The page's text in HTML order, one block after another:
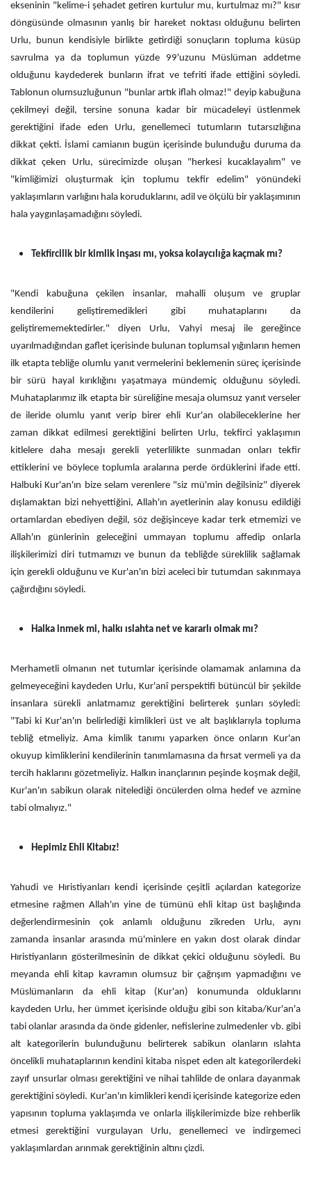
ekseninin "kelime-i şehadet getiren kurtulur mu, kurtulmaz mı?" kısır
döngüsünde olmasının yanlış bir hareket noktası olduğunu belirten
Urlu, bunun kendisiyle birlikte getirdiği sonuçların topluma küsüp
savrulma ya da toplumun yüzde 99'uzunu Müslüman addetme
olduğunu kaydederek bunların ifrat ve tefriti ifade ettiğini söyledi.
Tablonun olumsuzluğunun "bunlar artık iflah olmaz!" deyip kabuğuna
çekilmeyi değil, tersine sonuna kadar bir mücadeleyi üstlenmek
gerektiğini ifade eden Urlu, genellemeci tutumların tutarsızlığına
dikkat çekti. İslami camianın bugün içerisinde bulunduğu duruma da
dikkat çeken Urlu, sürecimizde oluşan "herkesi kucaklayalım" ve
"kimliğimizi oluşturmak için toplumu tekfir edelim" yönündeki
yaklaşımların varlığını hala koruduklarını, adil ve ölçülü bir yaklaşımının
hala yaygınlaşamadığını söyledi.
Tekfircilik bir kimlik inşası mı, yoksa kolaycılığa kaçmak mı?
"Kendi kabuğuna çekilen insanlar, mahalli oluşum ve gruplar
kendilerini geliştiremedikleri gibi muhataplarını da
geliştirememektedirler." diyen Urlu, Vahyi mesaj ile gereğince
uyarılmadığından gaflet içerisinde bulunan toplumsal yığınların hemen
ilk etapta tebliğe olumlu yanıt vermelerini beklemenin süreç içerisinde
bir sürü hayal kırıklığını yaşatmaya mündemiç olduğunu söyledi.
Muhataplarımız ilk etapta bir süreliğine mesaja olumsuz yanıt verseler
de ileride olumlu yanıt verip birer ehli Kur'an olabileceklerine her
zaman dikkat edilmesi gerektiğini belirten Urlu, tekfirci yaklaşımın
kitlelere daha mesajı gerekli yeterlilikte sunmadan onları tekfir
ettiklerini ve böylece toplumla aralarına perde ördüklerini ifade etti.
Halbuki Kur'an'ın bize selam verenlere "siz mü'min değilsiniz" diyerek
dışlamaktan bizi nehyettiğini, Allah'ın ayetlerinin alay konusu edildiği
ortamlardan ebediyen değil, söz değişinceye kadar terk etmemizi ve
Allah'ın günlerinin geleceğini ummayan toplumu affedip onlarla
ilişkilerimizi diri tutmamızı ve bunun da tebliğde süreklilik sağlamak
için gerekli olduğunu ve Kur'an'ın bizi aceleci bir tutumdan sakınmaya
çağırdığını söyledi.
Halka inmek mi, halkı ıslahta net ve kararlı olmak mı?
Merhametli olmanın net tutumlar içerisinde olamamak anlamına da
gelmeyeceğini kaydeden Urlu, Kur'anî perspektifi bütüncül bir şekilde
insanlara sürekli anlatmamız gerektiğini belirterek şunları söyledi:
"Tabi ki Kur'an'ın belirlediği kimlikleri üst ve alt başlıklarıyla topluma
tebliğ etmeliyiz. Ama kimlik tanımı yaparken önce onların Kur'an
okuyup kimliklerini kendilerinin tanımlamasına da fırsat vermeli ya da
tercih haklarını gözetmeliyiz. Halkın inançlarının peşinde koşmak değil,
Kur'an'ın sabikun olarak nitelediği öncülerden olma hedef ve azmine
tabi olmalıyız."
Hepimiz Ehli Kitabız!
Yahudi ve Hıristiyanları kendi içerisinde çeşitli açılardan kategorize
etmesine rağmen Allah'ın yine de tümünü ehli kitap üst başlığında
değerlendirmesinin çok anlamlı olduğunu zikreden Urlu, aynı
zamanda insanlar arasında mü'minlere en yakın dost olarak dindar
Hıristiyanların gösterilmesinin de dikkat çekici olduğunu söyledi. Bu
meyanda ehli kitap kavramın olumsuz bir çağrışım yapmadığını ve
Müslümanların da ehli kitap (Kur'an) konumunda olduklarını
kaydeden Urlu, her ümmet içerisinde olduğu gibi son kitaba/Kur'an'a
tabi olanlar arasında da önde gidenler, nefislerine zulmedenler vb. gibi
alt kategorilerin bulunduğunu belirterek sabikun olanların ıslahta
öncelikli muhataplarının kendini kitaba nispet eden alt kategorilerdeki
zayıf unsurlar olması gerektiğini ve nihai tahlilde de onlara dayanmak
gerektiğini söyledi. Kur'an'ın kimlikleri kendi içerisinde kategorize eden
yapısının topluma yaklaşımda ve onlarla ilişkilerimizde bize rehberlik
etmesi gerektiğini vurgulayan Urlu, genellemeci ve indirgemeci
yaklaşımlardan arınmak gerektiğinin altını çizdi.